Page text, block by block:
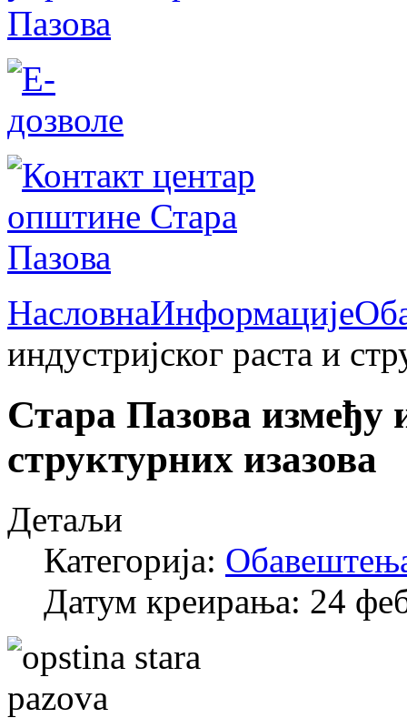
НасловнаИнформације
индустријског раста и
Стара Пазова између
структурних изазова
Детаљи
Категорија:
Датум креирања: 24